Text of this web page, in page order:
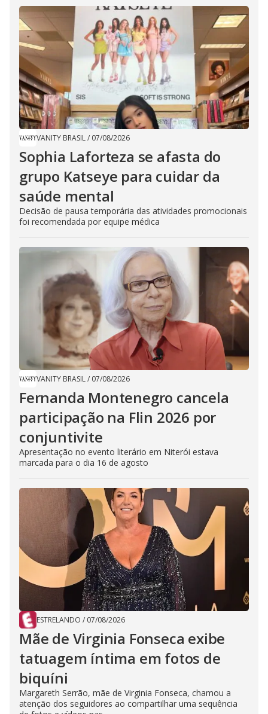
VANITY BRASIL/ 07/08/2026
Sophia Laforteza se afasta do
grupo Katseye para cuidar da
saúde mental
Decisão de pausa temporária das atividades promocionais
foi recomendada por equipe médica
VANITY BRASIL/ 07/08/2026
Fernanda Montenegro cancela
participação na Flin 2026 por
conjuntivite
Apresentação no evento literário em Niterói estava
marcada para o dia 16 de agosto
ESTRELANDO / 07/08/2026
Mãe de Virginia Fonseca exibe
tatuagem íntima em fotos de
biquíni
Margareth Serrão, mãe de Virginia Fonseca, chamou a
atenção dos seguidores ao compartilhar uma sequência